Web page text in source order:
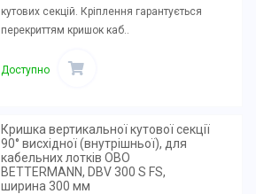
кутових секцій. Кріплення гарантується
перекриттям кришок каб..
Доступно
Кришка вертикальної кутової секції
90° висхідної (внутрішньої), для
кабельних лотків OBO
BETTERMANN, DBV 300 S FS,
ширина 300 мм